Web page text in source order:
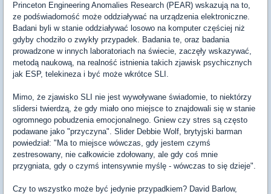
Princeton Engineering Anomalies Research (PEAR) wskazują na to,
ze podświadomość może oddziaływać na urządzenia elektroniczne.
Badani byli w stanie oddziaływać losowo na komputer częściej niż
gdyby chodziło o zwykły przypadek. Badania te, oraz badania
prowadzone w innych laboratoriach na świecie, zaczęły wskazywać,
metodą naukową, na realność istnienia takich zjawisk psychicznych
jak ESP, telekineza i być może wkrótce SLI.
Mimo, że zjawisko SLI nie jest wywoływane świadomie, to niektórzy
slidersi twierdzą, że gdy miało ono miejsce to znajdowali się w stanie
ogromnego pobudzenia emocjonalnego. Gniew czy stres są często
podawane jako "przyczyna". Slider Debbie Wolf, brytyjski barman
powiedział: "Ma to miejsce wówczas, gdy jestem czymś
zestresowany, nie całkowicie zdołowany, ale gdy coś mnie
przygniata, gdy o czymś intensywnie myślę - wówczas to się dzieje".
Czy to wszystko może być jedynie przypadkiem? David Barlow,